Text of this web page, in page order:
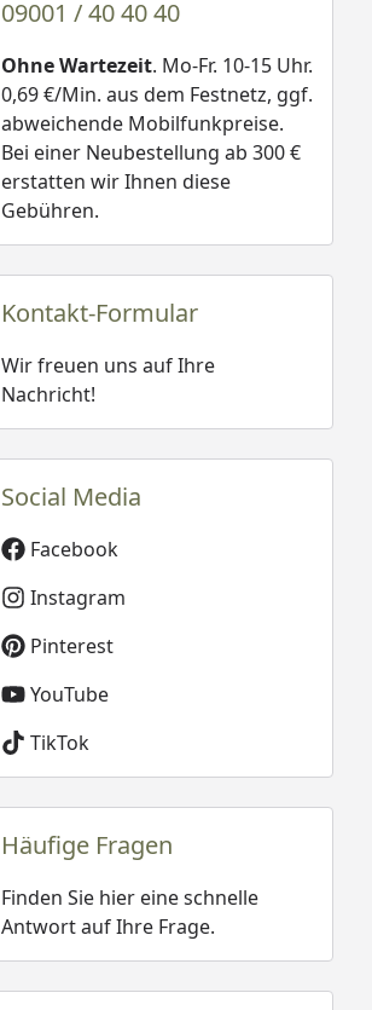
09001 / 40 40 40
Ohne Wartezeit. Mo-Fr. 10-15 Uhr.
0,69 €/Min. aus dem Festnetz, ggf.
abweichende Mobilfunkpreise.
Bei einer Neubestellung ab 300 €
erstatten wir Ihnen diese
Gebühren.
Kontakt-Formular
Wir freuen uns auf Ihre
Nachricht!
Social Media
Facebook
Instagram
Pinterest
YouTube
TikTok
Häufige Fragen
Finden Sie hier eine schnelle
Antwort auf Ihre Frage.